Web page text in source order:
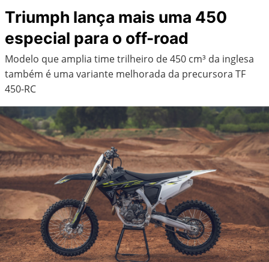
Triumph lança mais uma 450
especial para o off-road
Modelo que amplia time trilheiro de 450 cm³ da inglesa
também é uma variante melhorada da precursora TF
450-RC